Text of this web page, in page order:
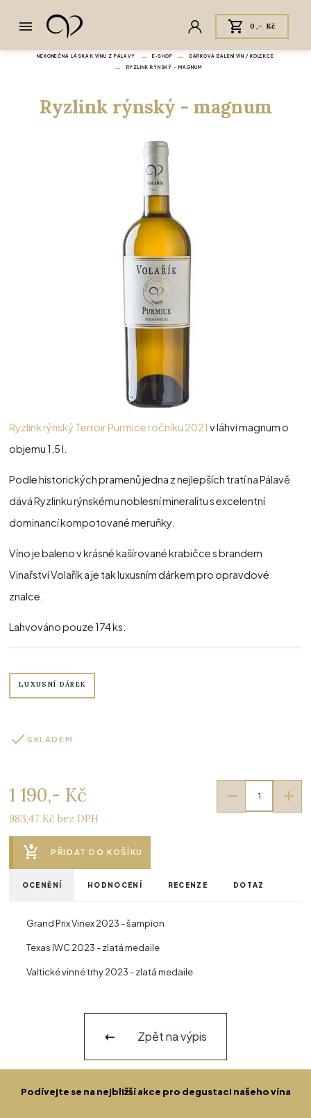
0,- Kč
NEKONEČNÁ LÁSKA K VÍNU Z PÁLAVY E‑SHOP DÁRKOVÁ BALENÍ VÍN / KOLEKCE
RYZLINK RÝNSKÝ - MAGNUM
Ryzlink rýnský - magnum
Ryzlink rýnský Terroir Purmice ročníku 2021 v láhvi magnum o
objemu 1,5 l.
Podle historických pramenů jedna z nejlepších tratí na Pálavě
dává Ryzlinku rýnskému noblesní mineralitu s excelentní
dominancí kompotované meruňky.
Víno je baleno v krásné kašírované krabičce s brandem
Vinařství Volařík a je tak luxusním dárkem pro opravdové
znalce.
Lahvováno pouze 174 ks.
LUXUSNÍ DÁREK
SKLADEM
1 190,- Kč
983,47 Kč bez DPH
PŘIDAT DO KOŠÍKU
OCENĚNÍ HODNOCENÍ RECENZE DOTAZ
Grand Prix Vinex 2023 - šampion
Texas IWC 2023 - zlatá medaile
Valtické vinné trhy 2023 - zlatá medaile
Zpět na výpis
Podívejte se na nejbližší akce pro degustaci našeho vína